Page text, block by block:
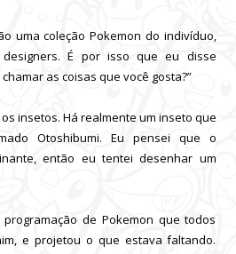
uma coleção Pokemon do indivíduo,
designers.É por isso que eu disse
as coisas que você gosta?”
insetos. Há realmente um inseto que
Otoshibumi. Eu pensei que o
então eu tentei desenhar um
de Pokemon que todos
e projetou o que estava faltando.